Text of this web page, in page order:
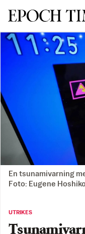
Svenska Epoch
En tsunamivarning
Foto: Eugene
UTRIKES